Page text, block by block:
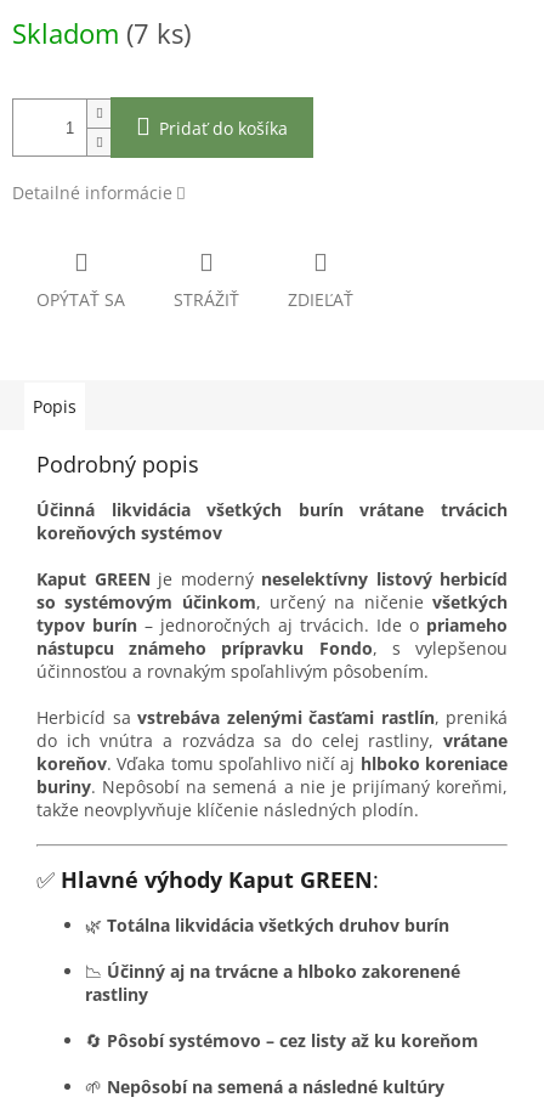
cena:
Skladom (7 ks)
Pridať do košíka
Detailné informácie
OPÝTAŤ SA STRÁŽIŤ ZDIEĽAŤ
Popis
Podrobný popis
Účinná likvidácia všetkých burín vrátane trvácich
koreňových systémov
Kaput GREEN je moderný neselektívny listový herbicíd
so systémovým účinkom, určený na ničenievšetkých
typov burín – jednoročných aj trvácich. Ide o priameho
nástupcu známeho prípravku Fondo, s vylepšenou
účinnosťou a rovnakým spoľahlivým pôsobením.
Herbicíd sa vstrebáva zelenými časťami rastlín, preniká
do ich vnútra a rozvádza sa do celej rastliny, vrátane
koreňov. Vďaka tomu spoľahlivo ničí aj hlboko koreniace
buriny. Nepôsobí na semená a nie je prijímaný koreňmi,
takže neovplyvňuje klíčenie následných plodín.
✅ Hlavné výhody Kaput GREEN:
🌿 Totálna likvidácia všetkých druhov burín
📉 Účinný aj na trvácne a hlboko zakorenené
rastliny
🔄 Pôsobí systémovo – cez listy až ku koreňom
🌱 Nepôsobí na semená a následné kultúry